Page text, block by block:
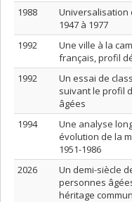
1988
Universalisation
1947 à 1977
1992
Une ville à la
français, profil
1992
Un essai de
suivant le profil
âgées
1994
Une analyse
évolution de la
1951-1986
2026
Un demi-siècle
personnes
héritage